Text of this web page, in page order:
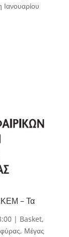
Ιανουαρίου
– Τα
| Basket,
, Μέγας